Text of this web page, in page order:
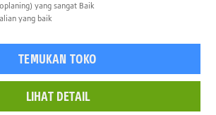
yang sangat Baik
yang baik
TEMUKAN TOKO
LIHAT DETAIL